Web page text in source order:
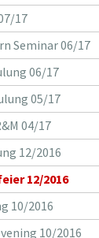
17
Seminar 06/17
06/17
05/17
04/17
12/2016
12/2016
10/2016
10/2016